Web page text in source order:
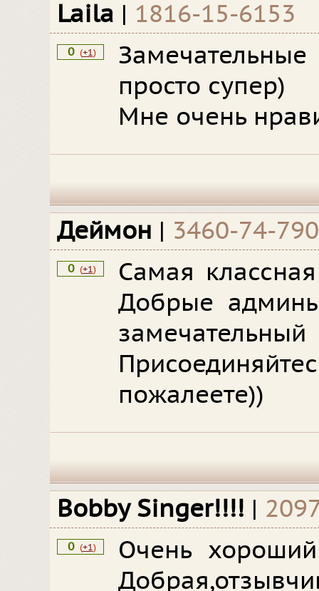
Laila | 1816-15-6153
0 (+1)
просто супер)
Мне очень
Деймон | 3460-74-
0 (+1)
Самая
Добрые
пожалеете))
Bobby Singer!!!! |
0 (+1)
Очень